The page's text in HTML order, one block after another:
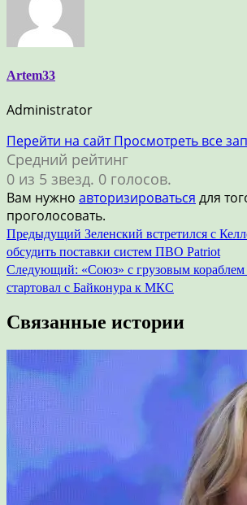
Artem33
Administrator
Перейти на сайтПросмотреть все
Средний рейтинг
0 из 5 звезд. 0 голосов.
Вам нужно авторизироваться для
проголосовать.
Навигация
по
записям
Предыдущий Зеленский встретился с
обсудить поставки систем ПВО Patriot
Следующий: «Союз» с грузовым
стартовал с Байконура к МКС
Связанные истории